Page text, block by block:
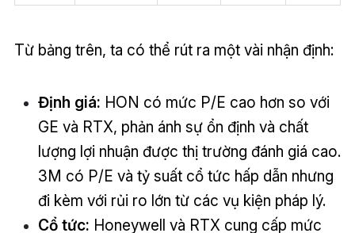
Từ bảng trên, ta có thể rút ra một vài nhận định:
Định giá: HON có mức P/E cao hơn so với
GE và RTX, phản ánh sự ổn định và chất
lượng lợi nhuận được thị trường đánh giá cao.
3M có P/E và tỷ suất cổ tức hấp dẫn nhưng
đi kèm với rủi ro lớn từ các vụ kiện pháp lý.
Cổ tức: Honeywell và RTX cung cấp mức